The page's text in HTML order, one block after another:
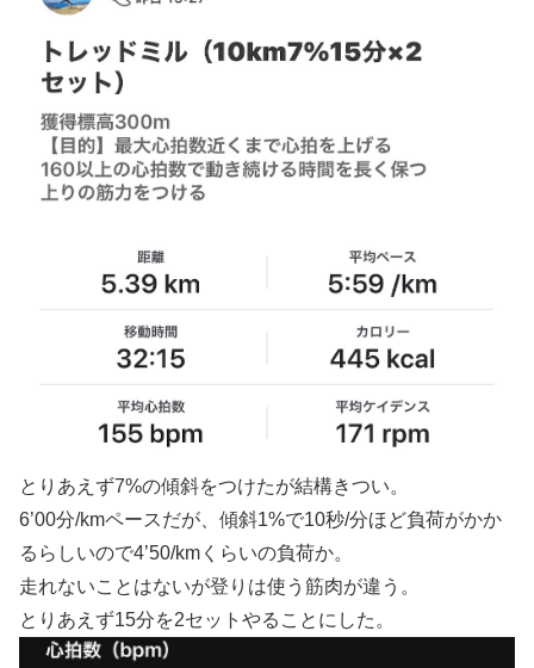
とりあえず7%の傾斜をつけたが結構きつい。
6’00分/kmペースだが、傾斜1%で10秒/分ほど負荷がかか
るらしいので4’50/kmくらいの負荷か。
走れないことはないが登りは使う筋肉が違う。
とりあえず15分を2セットやることにした。